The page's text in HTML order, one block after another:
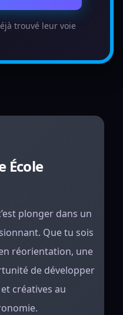
trouvé leur voie
École
plonger dans un
Que tu sois
réorientation, une
de développer
créatives au